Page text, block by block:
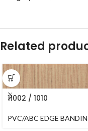
Related
11002 / 1010
PVC/ABC EDGE